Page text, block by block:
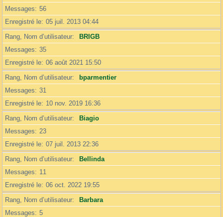
Messages
56
Enregistré le 05 juil. 2013 04:44
Rang, Nom d’utilisateur
BRIGB
Messages
35
Enregistré le 06 août 2021 15:50
Rang, Nom d’utilisateur
bparmentier
Messages
31
Enregistré le
10 nov. 2019 16:36
Rang, Nom d’utilisateur
Biagio
Messages
23
Enregistré le 07 juil. 2013 22:36
Rang, Nom d’utilisateur
Bellinda
Messages
11
Enregistré le 06 oct. 2022 19:55
Rang, Nom d’utilisateur
Barbara
Messages
5